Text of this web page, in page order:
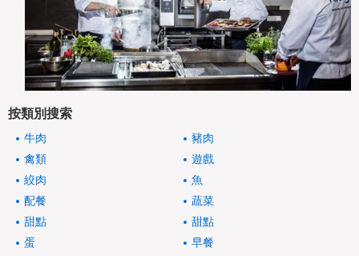
按類別搜索
牛肉
豬肉
禽類
遊戲
絞肉
魚
配餐
蔬菜
甜點
甜點
蛋
早餐